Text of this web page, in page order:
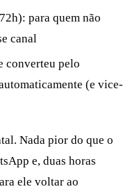
para quem não
canal
converteu pelo
(e vice-
Nada pior do que o
e, duas horas
ele voltar ao